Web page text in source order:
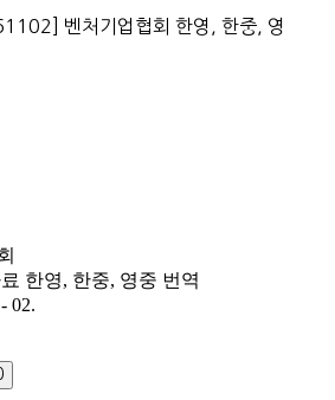
벤처기업협회 한영, 한중, 영
한영, 한중, 영중 번역
02.